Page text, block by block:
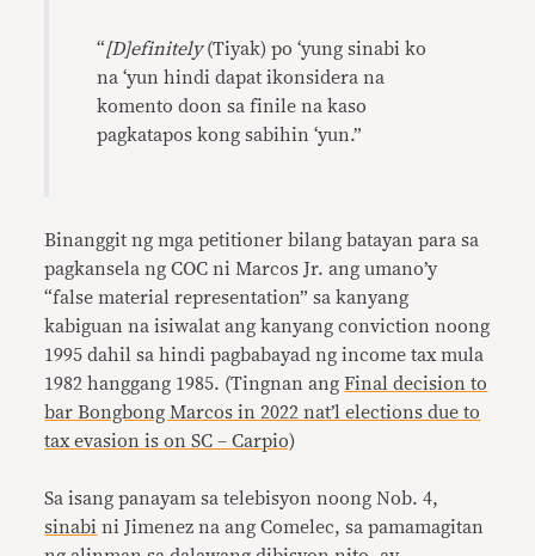
“[D]efinitely(Tiyak) po ‘yung sinabi ko
na ‘yun hindi dapat ikonsidera na
komento doon sa finile na kaso
pagkatapos kong sabihin ‘yun.”
Binanggit ng mga petitioner bilang batayan para sa
pagkansela ng COC ni Marcos Jr. ang umano’y
“false material representation” sa kanyang
kabiguan na isiwalat ang kanyang conviction noong
1995 dahil sa hindi pagbabayad ng income tax mula
1982 hanggang 1985. (Tingnan angFinal decision to
bar Bongbong Marcos in 2022 nat’l elections due to
tax evasion is on SC – Carpio)
Sa isang panayam sa telebisyon noong Nob. 4,
sinabi ni Jimenez na ang Comelec, sa pamamagitan